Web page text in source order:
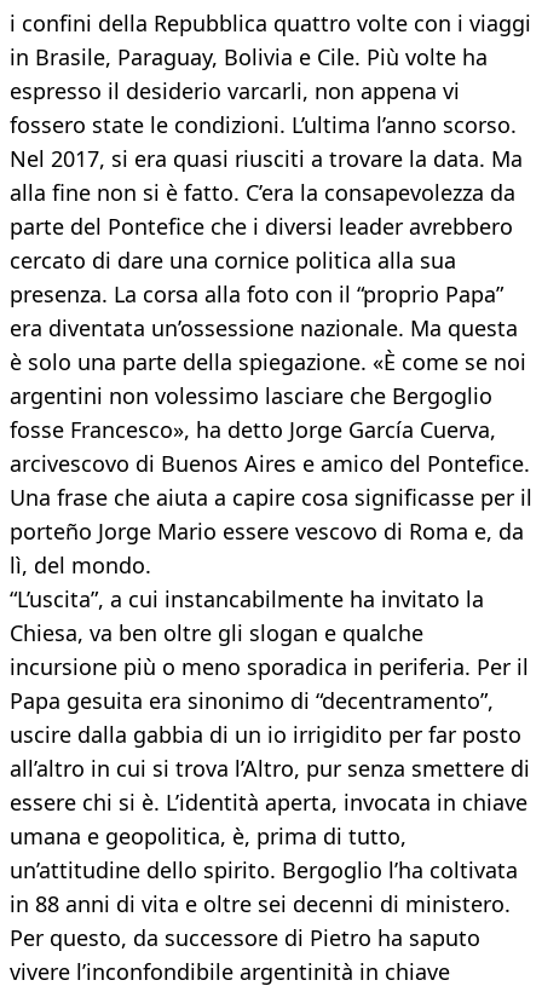
i confini della Repubblica quattro volte con i viaggi
in Brasile, Paraguay, Bolivia e Cile. Più volte ha
espresso il desiderio varcarli, non appena vi
fossero state le condizioni. L’ultima l’anno scorso.
Nel 2017, si era quasi riusciti a trovare la data. Ma
alla fine non si è fatto. C’era la consapevolezza da
parte del Pontefice che i diversi leader avrebbero
cercato di dare una cornice politica alla sua
presenza. La corsa alla foto con il “proprio Papa”
era diventata un’ossessione nazionale. Ma questa
è solo una parte della spiegazione. «Ѐ come se noi
argentini non volessimo lasciare che Bergoglio
fosse Francesco», ha detto Jorge García Cuerva,
arcivescovo di Buenos Aires e amico del Pontefice.
Una frase che aiuta a capire cosa significasse per il
porteño Jorge Mario essere vescovo di Roma e, da
lì, del mondo.
“L’uscita”, a cui instancabilmente ha invitato la
Chiesa, va ben oltre gli slogan e qualche
incursione più o meno sporadica in periferia. Per il
Papa gesuita era sinonimo di “decentramento”,
uscire dalla gabbia di un io irrigidito per far posto
all’altro in cui si trova l’Altro, pur senza smettere di
essere chi si è. L’identità aperta, invocata in chiave
umana e geopolitica, è, prima di tutto,
un’attitudine dello spirito. Bergoglio l’ha coltivata
in 88 anni di vita e oltre sei decenni di ministero.
Per questo, da successore di Pietro ha saputo
vivere l’inconfondibile argentinità in chiave